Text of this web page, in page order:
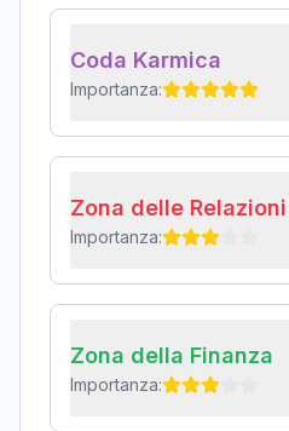
Coda Karmica
Importanza:
Zona delle Relazioni
Importanza:
Zona della Finanza
Importanza: